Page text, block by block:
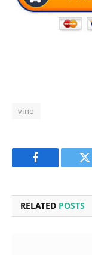
vino
Facebook
RELATED POSTS